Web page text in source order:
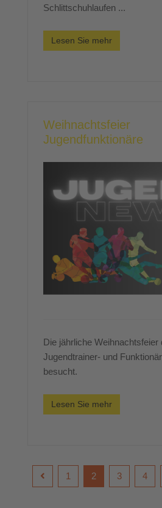
Schlittschuhlaufen ...
Lesen Sie mehr
Weihnachtsfeier
Jugendfunktionäre
Die jährliche Weihnachtsfeier
Jugendtrainer- und
besucht.
Lesen Sie mehr
1 2 3 4